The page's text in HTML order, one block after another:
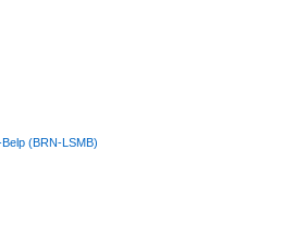
(BRN-LSMB)